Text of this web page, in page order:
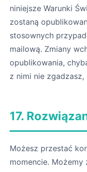
niniejsze Warunki
zostaną
stosownych
mailową. Zmiany
opublikowania,
z nimi nie
17.
Możesz przestać
momencie.